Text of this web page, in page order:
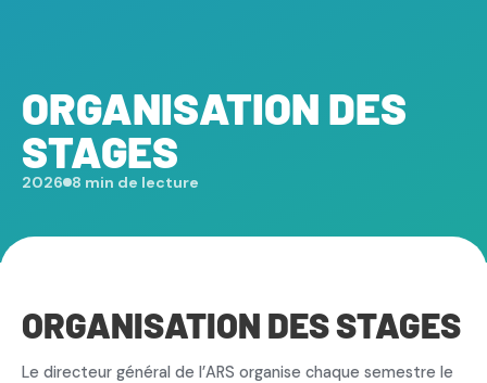
ORGANISATION DES
STAGES
2026 8 min de lecture
ORGANISATION DES STAGES
Le directeur général de l’ARS organise chaque semestre le